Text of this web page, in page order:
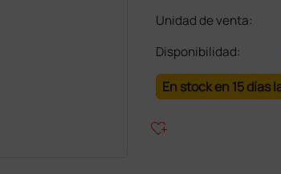
Unidad de venta:
Disponibilidad:
En stock en 15 días
heart_plus